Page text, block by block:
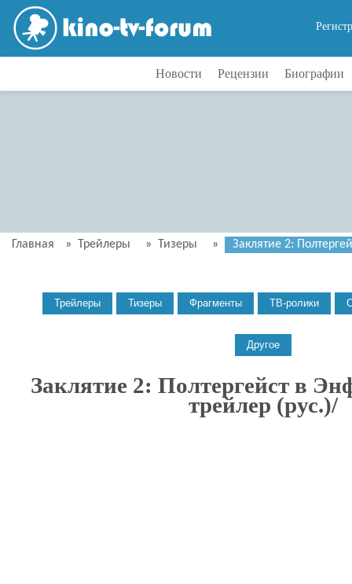
Новости Рецензии Биографии
Главная » Трейлеры » Тизеры » Заклятие 2:
Заклятие 2: Полтергейст в
трейлер (рус.)/